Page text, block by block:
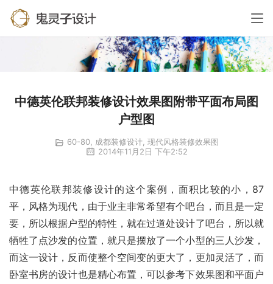
中德英伦联邦装修设计效果图附带平面布局图
户型图
60-80, 成都装修设计, 现代风格装修效果图
2014年11月2日 下午2:52
中德英伦联邦装修设计的这个案例，面积比较的小，87
平，风格为现代，由于业主非常希望有个吧台，而且是一定
要，所以根据户型的特性，就在过道处设计了吧台，所以就
牺牲了点沙发的位置，就只是摆放了一个小型的三人沙发，
而这一设计，反而使整个空间变的更大了，更加灵活了，而
卧室书房的设计也是精心布置，可以参考下效果图和平面户